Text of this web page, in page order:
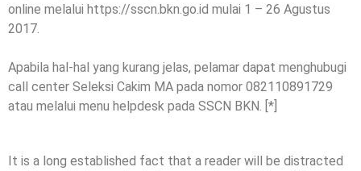
online melalui https://sscn.bkn.go.id mulai 1 – 26 Agustus
2017.
Apabila hal-hal yang kurang jelas, pelamar dapat menghubugi
call center Seleksi Cakim MA pada nomor 082110891729
atau melalui menu helpdesk pada SSCN BKN. [*]
It is a long established fact that a reader will be distracted